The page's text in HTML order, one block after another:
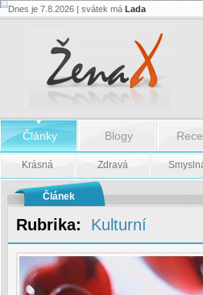
Sylva:
stříbře
Dnes je 7.8.2026 | svátek má Lada
Články Blogy
Krásná Zdravá
Článek
Rubrika: Kulturní